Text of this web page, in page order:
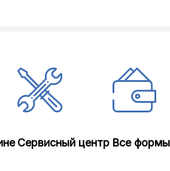
Сервисный центр Все